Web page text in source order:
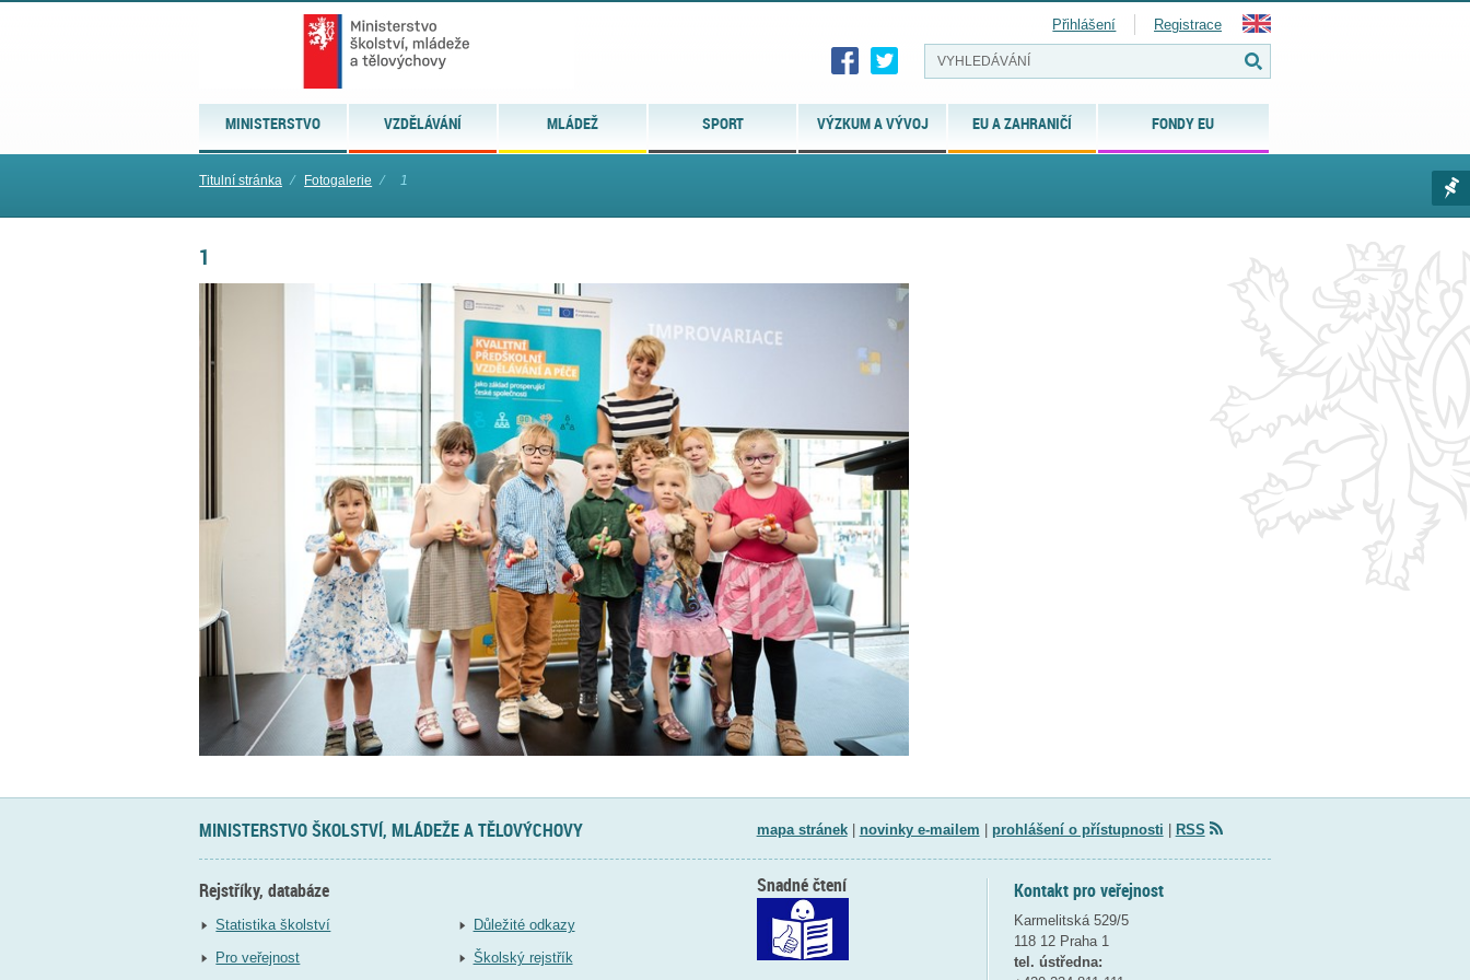
MINISTERSTVO VZDĚLÁVÁNÍ MLÁDEŽ SPORT VÝZKUM A VÝVOJ EU A ZAHRANIČÍ FONDY EU
Přihlášení Registrace
Titulní stránka ⁄ Fotogalerie ⁄ 1
1
MINISTERSTVO ŠKOLSTVÍ, MLÁDEŽE A TĚLOVÝCHOVY mapa stránek| novinky e-mailem prohlášení o přístupnosti RSS
Rejstříky, databáze
Statistika školství
Pro veřejnost
Důležité odkazy
Školský rejstřík
Kontakt pro veřejnost
Karmelitská 529/5
118 12 Praha 1
tel. ústředna:
Snadné čtení